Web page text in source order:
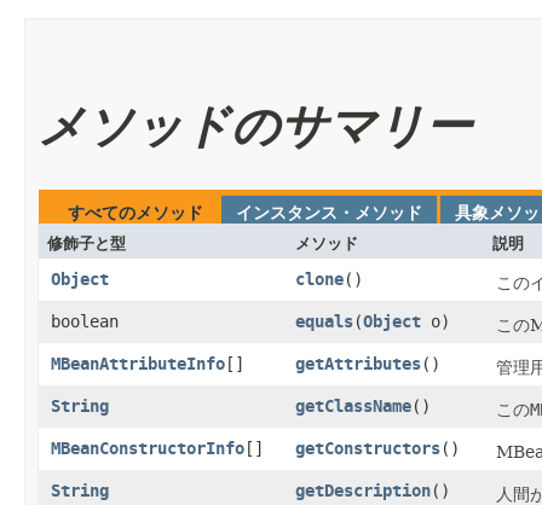
メソッドのサマリー
すべてのメソッド インスタンス・メソッド 具象メソ
修飾子と型 メソッド 説明
Object clone() この
boolean equals​(Object o) この
MBeanAttributeInfo [] getAttributes() 管理
String getClassName() この
MBeanConstructorInfo [] getConstructors()
String getDescription() 人間